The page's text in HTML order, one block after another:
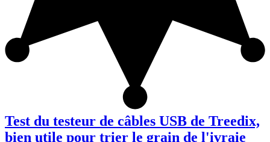
Test du testeur de câbles USB de Treedix,
bien utile pour trier le grain de l'ivraie